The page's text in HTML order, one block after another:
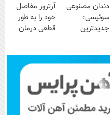
دندان مصنوعی
سوئیسی:
جدیدترین
پرداخت قسطی
آرتروز مفاصل
خود را به طور
قطعی درمان